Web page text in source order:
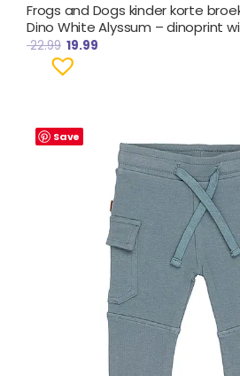
Frogs and Dogs kinder korte
Dino White Alyssum – dinoprint
22.99 19.99
Save
prijs
€ 25.99.